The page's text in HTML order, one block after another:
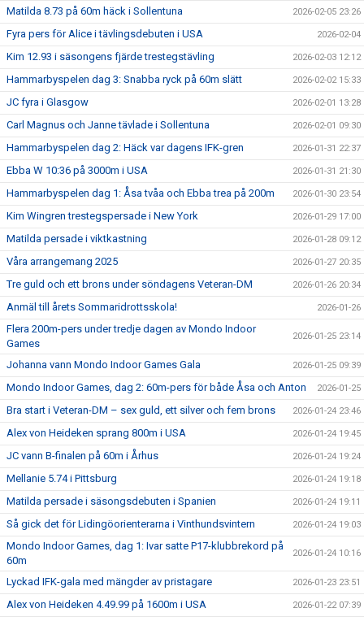
Matilda 8.73 på 60m häck i Sollentuna 2026-02-05 23:26
Fyra pers för Alice i tävlingsdebuten i USA 2026-02-04
Kim 12.93 i säsongens fjärde trestegstävling 2026-02-03 12:12
Hammarbyspelen dag 3: Snabba ryck på 60m slätt 2026-02-02 15:33
JC fyra i Glasgow 2026-02-01 13:28
Carl Magnus och Janne tävlade i Sollentuna 2026-02-01 09:30
Hammarbyspelen dag 2: Häck var dagens IFK-gren 2026-01-31 22:37
Ebba W 10:36 på 3000m i USA 2026-01-31 21:30
Hammarbyspelen dag 1: Åsa tvåa och Ebba trea på 200m 2026-01-30 23:54
Kim Wingren trestegspersade i New York 2026-01-29 17:00
Matilda persade i viktkastning 2026-01-28 09:12
Våra arrangemang 2025 2026-01-27 20:35
Tre guld och ett brons under söndagens Veteran-DM 2026-01-26 20:34
Anmäl till årets Sommaridrottsskola! 2026-01-26
Flera 200m-pers under tredje dagen av Mondo Indoor
Games
2026-01-25 23:14
Johanna vann Mondo Indoor Games Gala 2026-01-25 09:39
Mondo Indoor Games, dag 2: 60m-pers för både Åsa och Anton 2026-01-25
Bra start i Veteran-DM – sex guld, ett silver och fem brons 2026-01-24 23:46
Alex von Heideken sprang 800m i USA 2026-01-24 19:45
JC vann B-finalen på 60m i Århus 2026-01-24 19:24
Mellanie 5.74 i Pittsburg 2026-01-24 19:18
Matilda persade i säsongsdebuten i Spanien 2026-01-24 19:11
Så gick det för Lidingöorienterarna i Vinthundsvintern 2026-01-24 19:03
Mondo Indoor Games, dag 1: Ivar satte P17-klubbrekord på
60m
2026-01-24 10:16
Lyckad IFK-gala med mängder av pristagare 2026-01-23 23:51
Alex von Heideken 4.49.99 på 1600m i USA 2026-01-22 07:39